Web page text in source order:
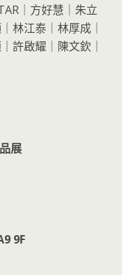
｜方好慧｜朱立
林江泰｜林厚成｜
許啟耀｜陳文欽｜
展
9F